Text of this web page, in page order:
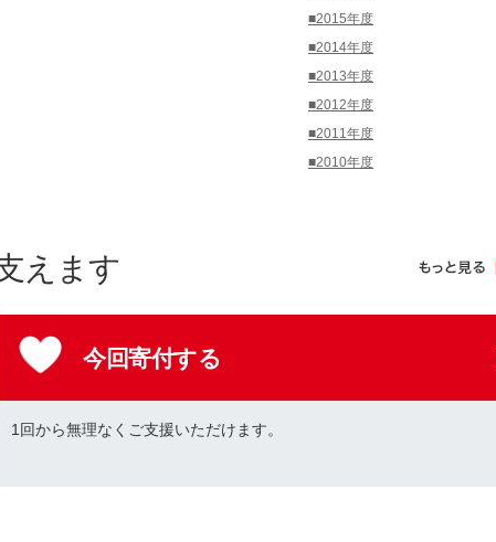
■2015年度
■2014年度
■2013年度
■2012年度
■2011年度
■2010年度
えます
今回寄付する
1回から無理なくご支援いただけます。